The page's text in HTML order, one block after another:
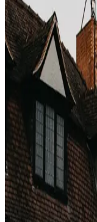
„Nur noch 1
sich auf einen
tatsächliche
Zimmer
„5
auf der
„Heute 12
Termine und
„Stark
„Preis
die Rate in
Was
macht